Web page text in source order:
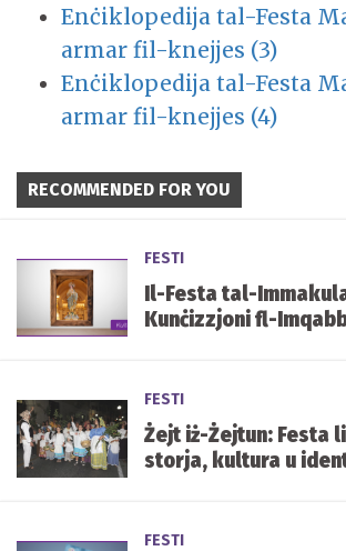
Enċiklopedija tal-Festa
armar fil-knejjes (3)
Enċiklopedija tal-Festa
armar fil-knejjes (4)
RECOMMENDED FOR YOU
FESTI
Il-Festa tal-
Kunċizzjoni fl-
FESTI
Żejt iż-Żejtun: Festa
storja, kultura u
FESTI